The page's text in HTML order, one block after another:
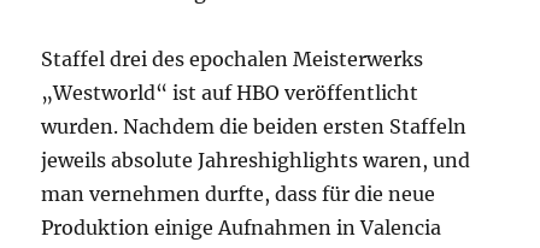
Staffel drei des epochalen Meisterwerks
„Westworld“ ist auf HBO veröffentlicht
wurden. Nachdem die beiden ersten Staffeln
jeweils absolute Jahreshighlights waren, und
man vernehmen durfte, dass für die neue
Produktion einige Aufnahmen in Valencia